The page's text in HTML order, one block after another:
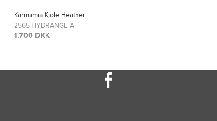
Karmamia Bluse Blair
2567-HYDRANGE A
1.200 DKK